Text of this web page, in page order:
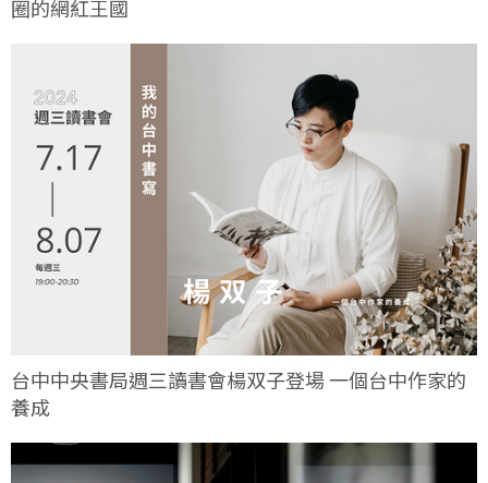
圈的網紅王國
台中中央書局週三讀書會楊双子登場 一個台中作家的
養成